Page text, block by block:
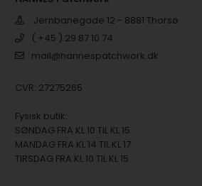
Jernbanegade 12 - 8881 Thorsø
( +45 ) 29 87 10 74
mail@hannespatchwork.dk
CVR: 27275265
Fysisk butik:
SØNDAG FRA KL 10 TIL KL 15
MANDAG FRA KL 14 TIL KL 17
TIRSDAG FRA KL 10 TIL KL 15